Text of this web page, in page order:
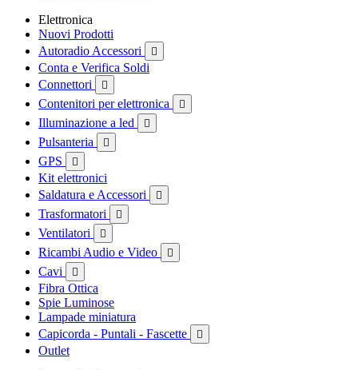
Elettronica
Nuovi Prodotti
Autoradio Accessori

Conta e Verifica Soldi
Connettori

Contenitori per elettronica 
Illuminazione a led 
Pulsanteria 
GPS 
Kit elettronici
Saldatura e Accessori

Trasformatori 
Ventilatori 
Ricambi Audio e Video 
Cavi 
Fibra Ottica
Spie Luminose
Lampade miniatura
Capicorda - Puntali - Fascette

Outlet